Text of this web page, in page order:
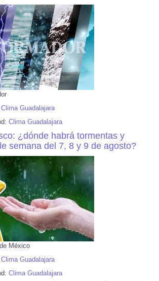
Clima Guadalajara
Clima Guadalajara
¿dónde habrá tormentas y
semana del 7, 8 y 9 de agosto?
México
Clima Guadalajara
Clima Guadalajara